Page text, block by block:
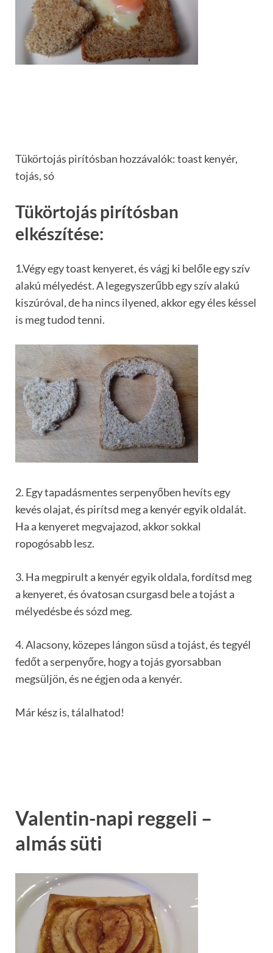
Tükörtojás pirítósban hozzávalók: toast kenyér,
tojás, só
Tükörtojás pirítósban
elkészítése:
1.Végy egy toast kenyeret, és vágj ki belőle egy szív
alakú mélyedést. A legegyszerűbb egy szív alakú
kiszúróval, de ha nincs ilyened, akkor egy éles késsel
is meg tudod tenni.
2. Egy tapadásmentes serpenyőben hevíts egy
kevés olajat, és pirítsd meg a kenyér egyik oldalát.
Ha a kenyeret megvajazod, akkor sokkal
ropogósabb lesz.
3. Ha megpirult a kenyér egyik oldala, fordítsd meg
a kenyeret, és óvatosan csurgasd bele a tojást a
mélyedésbe és sózd meg.
4. Alacsony, közepes lángon süsd a tojást, és tegyél
fedőt a serpenyőre, hogy a tojás gyorsabban
megsüljön, és ne égjen oda a kenyér.
Már kész is, tálalhatod!
Valentin-napi reggeli –
almás süti